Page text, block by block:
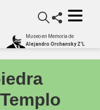
Museo en Memoria de
Alejandro Orchansky Z'L